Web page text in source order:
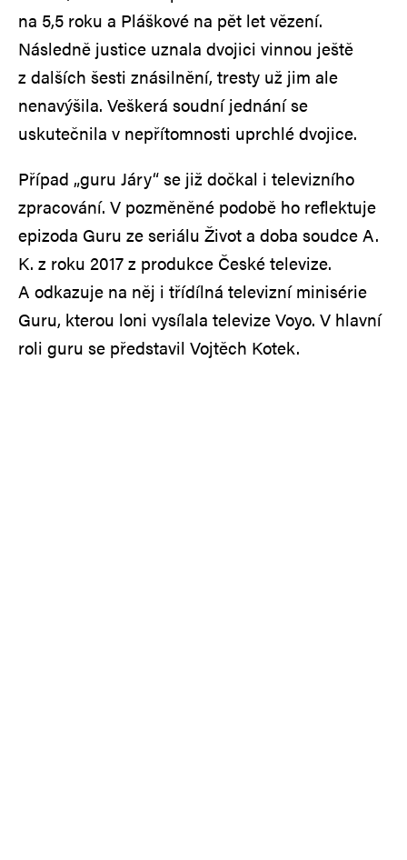
na 5,5 roku a Pláškové na pět let vězení.
Následně justice uznala dvojici vinnou ještě
z dalších šesti znásilnění, tresty už jim ale
nenavýšila. Veškerá soudní jednání se
uskutečnila v nepřítomnosti uprchlé dvojice.
Případ „guru Járy“ se již dočkal i televizního
zpracování. V pozměněné podobě ho reflektuje
epizoda Guru ze seriálu Život a doba soudce A.
K. z roku 2017 z produkce České televize.
A odkazuje na něj i třídílná televizní minisérie
Guru, kterou loni vysílala televize Voyo. V hlavní
roli guru se představil Vojtěch Kotek.